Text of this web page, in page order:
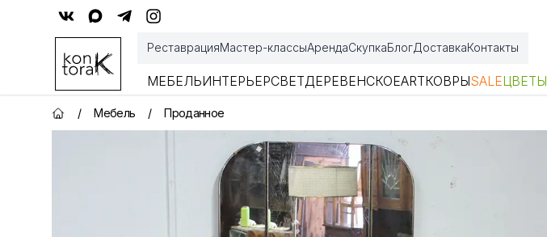
РеставрацияМастер-классыАрендаСкупкаБлогДоставкаКонтакты
МЕБЕЛЬИНТЕРЬЕРСВЕТДЕРЕВЕНСКОЕARTКОВРЫSALEЦВЕТЫ
Главная страница
/ Мебель / Проданное